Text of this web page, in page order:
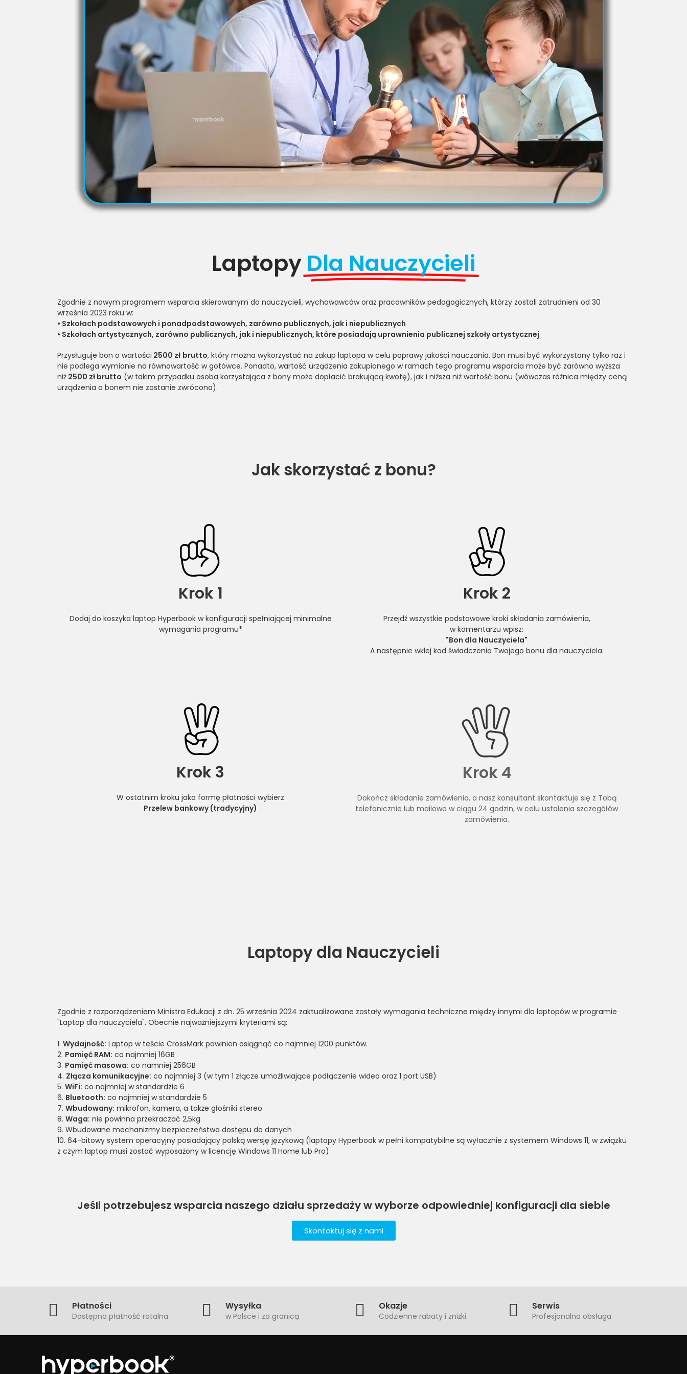
Laptopy Dla Nauczycieli
Zgodnie z nowym programem wsparcia skierowanym do nauczycieli, wychowawców oraz pracowników pedagogicznych, którzy zostali zatrudnieni od 30
września 2023 roku w:
• Szkołach podstawowych i ponadpodstawowych, zarówno publicznych, jak i niepublicznych
• Szkołach artystycznych, zarówno publicznych, jak i niepublicznych, które posiadają uprawnienia publicznej szkoły artystycznej
Przysługuje bon o wartości 2500 zł brutto, który można wykorzystać na zakup laptopa w celu poprawy jakości nauczania. Bon musi być wykorzystany tylko raz i
nie podlega wymianie na równowartość w gotówce. Ponadto, wartość urządzenia zakupionego w ramach tego programu wsparcia może być zarówno wyższa
niż 2500 zł brutto (w takim przypadku osoba korzystająca z bony może dopłacić brakującą kwotę), jak i niższa niż wartość bonu (wówczas różnica między ceną
urządzenia a bonem nie zostanie zwrócona).
Jak skorzystać z bonu?
Krok 1
Dodaj do koszyka laptop Hyperbook w konfiguracji spełniającej minimalne
wymagania programu*
Krok 2
Przejdź wszystkie podstawowe kroki składania zamówienia,
w komentarzu wpisz:
"Bon dla Nauczyciela"
A następnie wklej kod świadczenia Twojego bonu dla nauczyciela.
Krok 3
W ostatnim kroku jako formę płatności wybierz
Przelew bankowy (tradycyjny)
Krok 4
Dokończ składanie zamówienia, a nasz konsultant skontaktuje się z Tobą
telefonicznie lub mailowo w ciągu 24 godzin, w celu ustalenia szczegółów
zamówienia.
Laptopy dla Nauczycieli
Zgodnie z rozporządzeniem Ministra Edukacji z dn. 25 września 2024 zaktualizowane zostały wymagania techniczne między innymi dla laptopów w programie
"Laptop dla nauczyciela". Obecnie najważniejszymi kryteriami są:
Wydajność: Laptop w teście CrossMark powinien osiągnąć co najmniej 1200 punktów.
Pamięć RAM: co najmniej 16GB
Pamięć masowa: co namniej 256GB
Złącza komunikacyjne: co najmniej 3 (w tym 1 złącze umożliwiające podłączenie wideo oraz 1 port USB)
WiFi: co najmniej w standardzie 6
Bluetooth: co najmniej w standardzie 5
Wbudowany: mikrofon, kamera, a także głośniki stereo
Waga: nie powinna przekraczać 2,5kg
Wbudowane mechanizmy bezpieczeństwa dostępu do danych
64-bitowy system operacyjny posiadający polską wersję językową (laptopy Hyperbook w pełni kompatybilne są wyłacznie z systemem Windows 11, w związku
z czym laptop musi zostać wyposażony w licencję Windows 11 Home lub Pro)
Jeśli potrzebujesz wsparcia naszego działu sprzedaży w wyborze odpowiedniej konfiguracji dla siebie
Skontaktuj się z nami
Płatności
Dostępna płatność ratalna
Wysyłka
w Polsce i za granicą
Okazje
Codzienne rabaty i zniżki
Serwis
Profesjonalna obsługa